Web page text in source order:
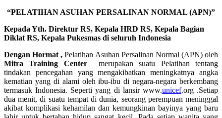
“PELATIHAN ASUHAN PERSALINAN NORMAL (APN)”
Kepada Yth. Direktur RS, Kepala HRD RS, Kepala Bagian
Diklat RS, Kepala Pukesmas di seluruh Indonesia
Dengan Hormat , Pelatihan Asuhan Persalinan Normal (APN) oleh
Mitra Training Centermerupakan suatu Pelatihan tentang
tindakan pencegahan yang mengakibatkan meningkatnya angka
kematian yang di alami oleh ibu-ibu di negara-negara berkembang
termasuk Indonesia. Seperti yang di lansir www.unicef.org .Setiap
dua menit, di suatu tempat di dunia, seorang perempuan meninggal
akibat komplikasi kehamilan dan kemungkinan bayinya yang baru